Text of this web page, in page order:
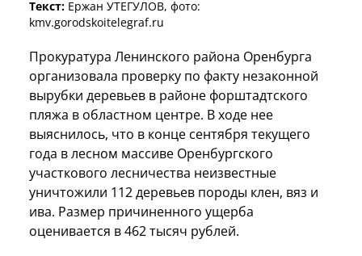
Текст: Ержан УТЕГУЛОВ, фото:
kmv.gorodskoitelegraf.ru
Прокуратура Ленинского района Оренбурга
организовала проверку по факту незаконной
вырубки деревьев в районе форштадтского
пляжа в областном центре. В ходе нее
выяснилось, что в конце сентября текущего
года в лесном массиве Оренбургского
участкового лесничества неизвестные
уничтожили 112 деревьев породы клен, вяз и
ива. Размер причиненного ущерба
оценивается в 462 тысяч рублей.